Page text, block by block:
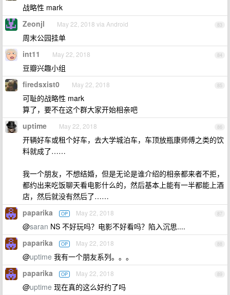
战略性 mark
83
Zeonjl May 22, 2018 via Android
周末公园挂单
84
int11 May 22, 2018
豆瓣兴趣小组
85
firedsxist0 May 22, 2018
可耻的战略性 mark
算了，要不在这个群大家开始相亲吧
86
uptime May 22, 2018
开辆好车或租个好车，去大学城泊车，车顶放瓶康师傅之类的饮
料就成了……
我一个朋友，不想结婚，但是无论是谁介绍的相亲都来者不拒，
都约出来吃饭聊天看电影什么的，然后基本上能有一半都能上酒
店，然后就没有然后了……
87
paparika OP May 22, 2018
@saran NS 不好玩吗？电影不好看吗？陷入沉思....
88
paparika OP May 22, 2018
@uptime 我有一个朋友系列。。。
89
paparika OP May 22, 2018
@uptime 现在真的这么好约了吗